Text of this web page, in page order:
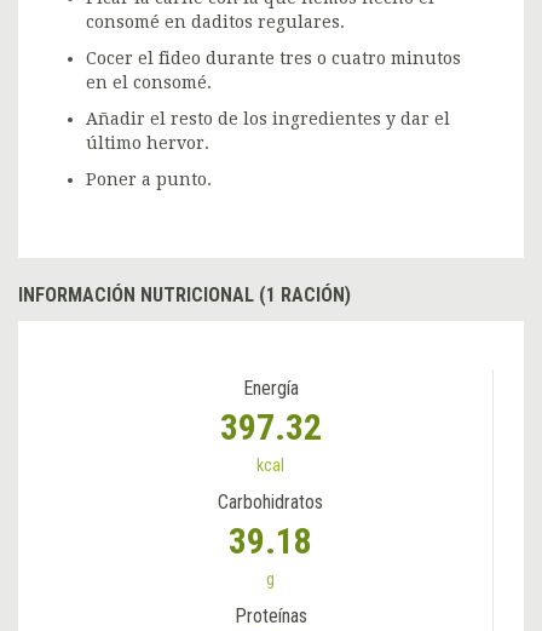
consomé en daditos regulares.
Cocer el fideo durante tres o cuatro minutos
en el consomé.
Añadir el resto de los ingredientes y dar el
último hervor.
Poner a punto.
INFORMACIÓN NUTRICIONAL (1 RACIÓN)
Energía
397.32
kcal
Carbohidratos
39.18
g
Proteínas